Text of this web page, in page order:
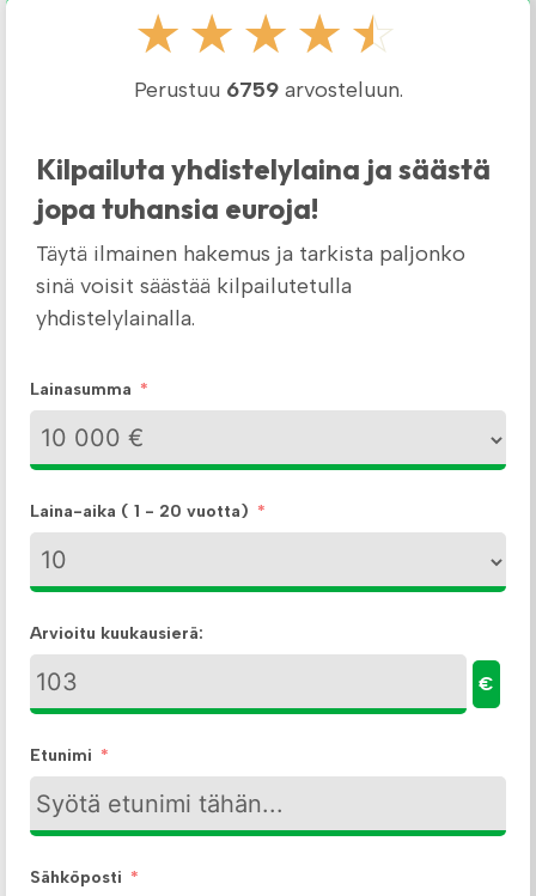
Kilpailuta yhdistelylaina ja säästä
jopa tuhansia euroja!
Täytä ilmainen hakemus ja tarkista paljonko
sinä voisit säästää kilpailutetulla
yhdistelylainalla.
☆ ☆ ☆ ☆ ☆
Perustuu 6759arvosteluun.
Lainasumma
Laina-aika ( 1 - 20 vuotta)
Arvioitu kuukausierä:
€
Etunimi
Sähköposti